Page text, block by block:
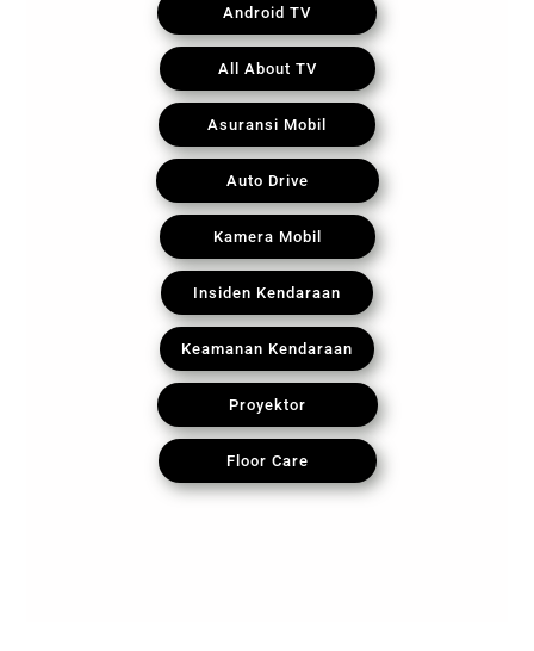
Android TV
All About TV
Asuransi Mobil
Auto Drive
Kamera Mobil
Insiden Kendaraan
Keamanan Kendaraan
Proyektor
Floor Care